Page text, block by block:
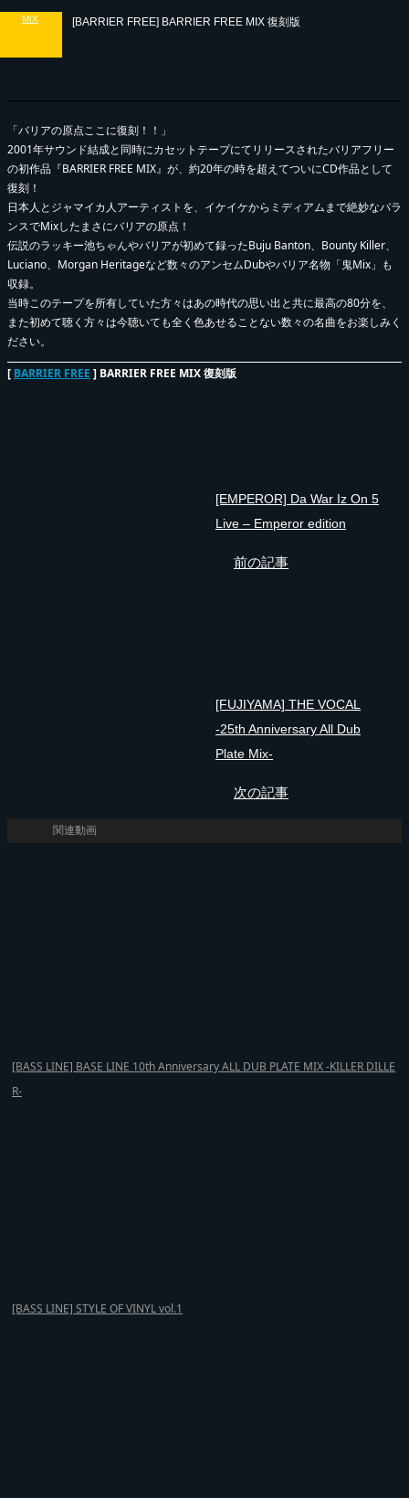
MIX [BARRIER FREE] BARRIER FREE MIX 復刻版
「バリアの原点ここに復刻！！」
2001年サウンド結成と同時にカセットテープにてリリースされたバリアフリー
の初作品『BARRIER FREE MIX』が、約20年の時を超えてついにCD作品として
復刻！
日本人とジャマイカ人アーティストを、イケイケからミディアムまで絶妙なバラ
ンスでMixしたまさにバリアの原点！
伝説のラッキー池ちゃんやバリアが初めて録ったBuju Banton、Bounty Killer、
Luciano、Morgan Heritageなど数々のアンセムDubやバリア名物「鬼Mix」も
収録。
当時このテープを所有していた方々はあの時代の思い出と共に最高の80分を、
また初めて聴く方々は今聴いても全く色あせることない数々の名曲をお楽しみく
ださい。
[ BARRIER FREE ] BARRIER FREE MIX 復刻版
[EMPEROR] Da War Iz On 5
Live – Emperor edition
前の記事
[FUJIYAMA] THE VOCAL
-25th Anniversary All Dub
Plate Mix-
次の記事
関連動画
[BASS LINE] BASE LINE 10th Anniversary ALL DUB PLATE MIX -KILLER DILLE
R-
[BASS LINE] STYLE OF VINYL vol.1